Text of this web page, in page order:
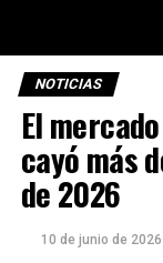
NOTICIAS
El
cayó más
de 2026
10 de junio de 2026